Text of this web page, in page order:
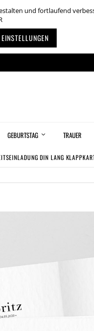
und fortlaufend
GEBURTSTAG TRAUER
DIN LANG